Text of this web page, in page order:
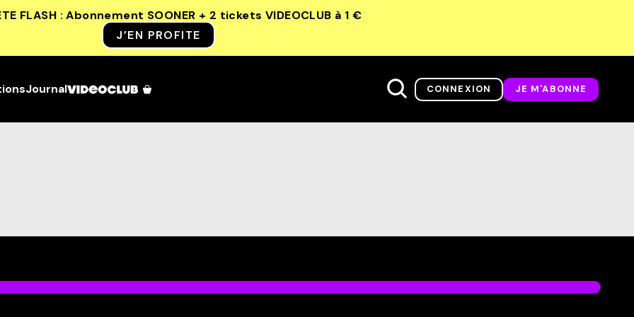
FLASH : Abonnement SOONER + 2 tickets VIDEOCLUB à 1 €
J’EN PROFITE
Journal CONNEXION JE M'ABONNE